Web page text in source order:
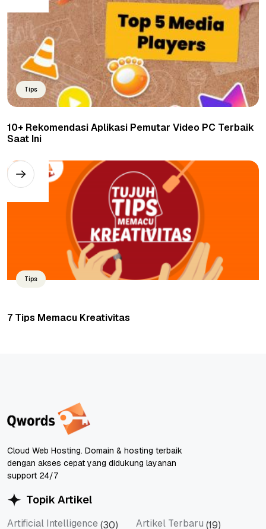
Tips
10+ Rekomendasi Aplikasi Pemutar Video PC Terbaik
Saat Ini
Tips
7 Tips Memacu Kreativitas
Cloud Web Hosting. Domain & hosting terbaik
dengan akses cepat yang didukung layanan
support 24/7
Topik Artikel
Artificial Intelligence (30) Artikel Terbaru (19)